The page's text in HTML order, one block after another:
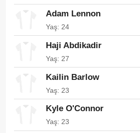
Adam Lennon
Yaş: 24
Haji Abdikadir
Yaş: 27
Kailin Barlow
Yaş: 23
Kyle O'Connor
Yaş: 23